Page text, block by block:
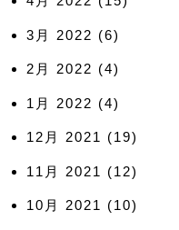
3月 2022 (6)
2月 2022 (4)
1月 2022 (4)
12月 2021 (19)
11月 2021 (12)
10月 2021 (10)